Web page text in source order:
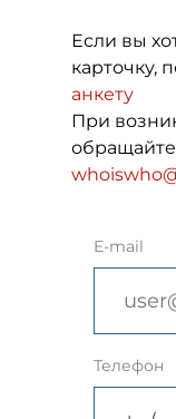
Если вы
карточку,
анкету
При
E-mail
Телефон